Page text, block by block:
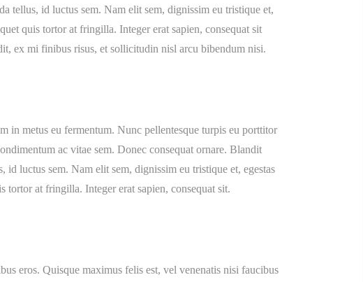
tellus, id luctus sem. Nam elit sem, dignissim eu tristique et,
quis tortor at fringilla. Integer erat sapien, consequat sit
ex mi finibus risus, et sollicitudin nisl arcu bibendum nisi.
in metus eu fermentum. Nunc pellentesque turpis eu porttitor
ac vitae sem. Donec consequat ornare. Blandit
luctus sem. Nam elit sem, dignissim eu tristique et, egestas
at fringilla. Integer erat sapien, consequat sit.
eros. Quisque maximus felis est, vel venenatis nisi faucibus